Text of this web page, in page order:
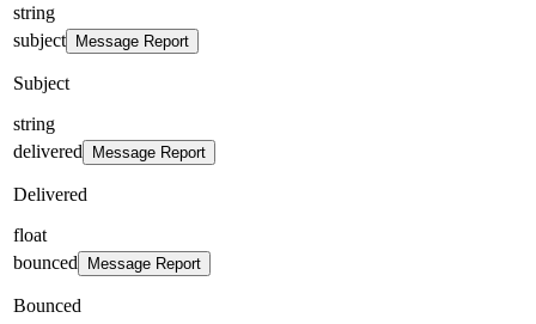
string
subject
Message Report
Subject
string
delivered
Message Report
Delivered
float
bounced
Message Report
Bounced